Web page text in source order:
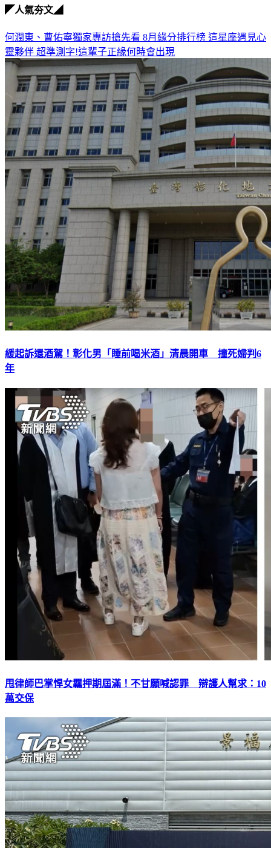
◤人氣夯文◢
何潤東、曹佑寧獨家專訪搶先看 8月緣分排行榜 這星座遇見心
靈夥伴 超準測字!這輩子正緣何時會出現
緩起訴還酒駕！彰化男「睡前喝米酒」清晨開車 撞死婦判6
年
甩律師巴掌悍女羈押期屆滿！不甘願喊認罪 辯護人幫求：10
萬交保